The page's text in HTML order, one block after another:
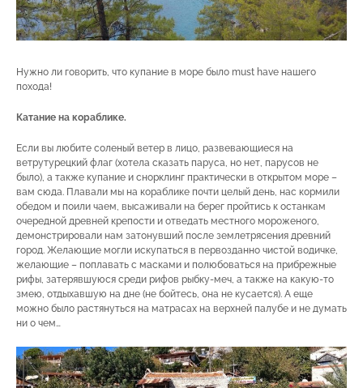
Нужно ли говорить, что купание в море было must have нашего
похода!
Катание на кораблике.
Если вы любите соленый ветер в лицо, развевающиеся на
ветрутурецкий флаг (хотела сказать паруса, но нет, парусов не
было), а также купание и снорклинг практически в открытом море –
вам сюда. Плавали мы на кораблике почти целый день, нас кормили
обедом и поили чаем, высаживали на берег пройтись к останкам
очередной древней крепости и отведать местного мороженого,
демонстрировали нам затонувший после землетрясения древний
город. Желающие могли искупаться в первозданно чистой водичке,
желающие – поплавать с масками и полюбоваться на прибрежные
рифы, затерявшуюся среди рифов рыбку-меч, а также на какую-то
змею, отдыхавшую на дне (не бойтесь, она не кусается). А еще
можно было растянуться на матрасах на верхней палубе и не думать
ни о чем…